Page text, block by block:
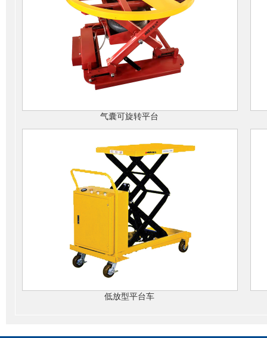
气囊可旋转平台
低放型平台车